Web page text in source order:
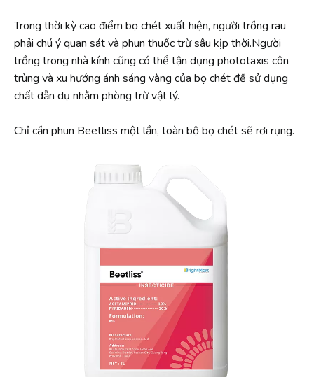
Trong thời kỳ cao điểm bọ chét xuất hiện, người trồng rau
phải chú ý quan sát và phun thuốc trừ sâu kịp thời.Người
trồng trong nhà kính cũng có thể tận dụng phototaxis côn
trùng và xu hướng ánh sáng vàng của bọ chét để sử dụng
chất dẫn dụ nhằm phòng trừ vật lý.
Chỉ cần phun Beetliss một lần, toàn bộ bọ chét sẽ rơi rụng.